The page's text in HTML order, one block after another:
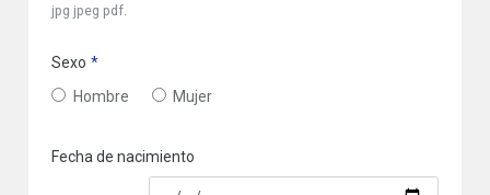
jpg jpeg pdf.
Sexo
Hombre
Mujer
Fecha de nacimiento